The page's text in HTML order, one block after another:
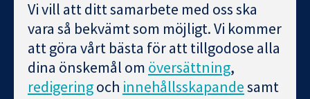
Vi vill att ditt samarbete med oss ska
vara så bekvämt som möjligt. Vi kommer
att göra vårt bästa för att tillgodose alla
dina önskemål om översättning,
redigeringoch innehållsskapandesamt